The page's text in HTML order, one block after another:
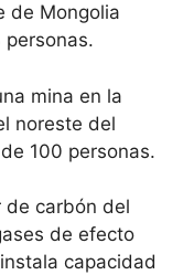
de Mongolia
mina en la
noreste del
100 personas.
de carbón del
de efecto
capacidad